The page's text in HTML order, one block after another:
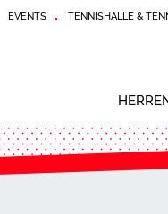
EVENTS TENNISHALLE &